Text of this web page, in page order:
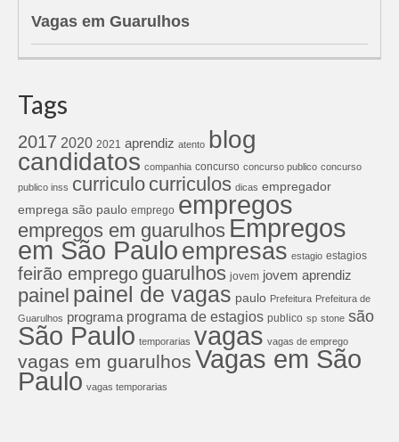
Vagas em Guarulhos
Tags
2017 2020 2021 aprendiz atento blog
candidatos companhia concurso concurso publico concurso
publico inss curriculo curriculos dicas empregador
emprega são paulo emprego empregos
empregos em guarulhos Empregos
em São Pauloempresas estagio estagios
feirão emprego guarulhos jovem jovem aprendiz
painel painel de vagas paulo Prefeitura Prefeitura de
Guarulhos programa programa de estagios publico sp stone são
São Paulo temporarias vagas vagas de emprego
vagas em guarulhos Vagas em São
Paulo vagas temporarias